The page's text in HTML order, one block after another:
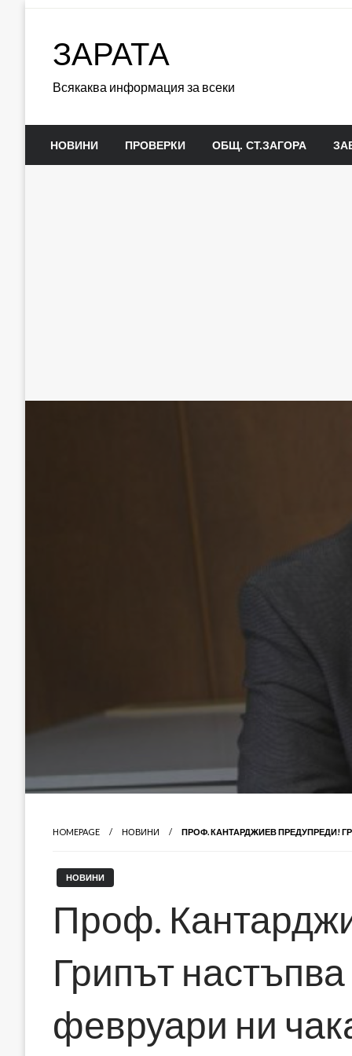
ЗАРАТА
Всякаква информация за всеки
НОВИНИ ПРОВЕРКИ ОБЩ. СТ.ЗАГОРА
HOMEPAGE НОВИНИ ПРОФ. КАНТАРДЖИЕВ ПРЕДУПРЕДИ!
НОВИНИ
Проф.
Грипът
февруари ни